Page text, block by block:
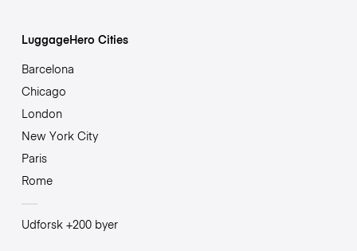
LuggageHero Cities
Barcelona
Chicago
London
New York City
Paris
Rome
Udforsk +200 byer